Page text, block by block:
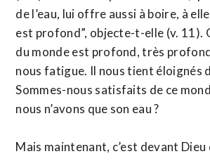
de l’eau, lui offre aussi à boire, à
est profond”, objecte-t-elle (v. 11).
du monde est profond, très
nous fatigue. Il nous tient éloignés
Sommes-nous satisfaits de ce
nous n’avons que son eau ?
Mais maintenant, c’est devant Dieu